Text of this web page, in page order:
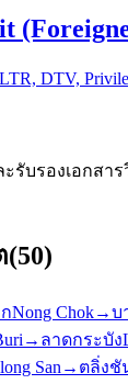
DTV,
รับรองเอกสาร
(50)
Nong Chok→บ
→ ลาดกระบัง
San → ตลิ่งชั